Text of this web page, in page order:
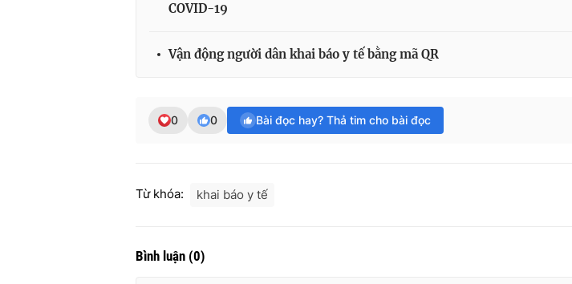
COVID-19
Vận động người dân khai báo y tế bằng mã QR
0 0 Bài đọc hay? Thả tim cho bài đọc
Từ khóa: khai báo y tế
Bình luận (0)